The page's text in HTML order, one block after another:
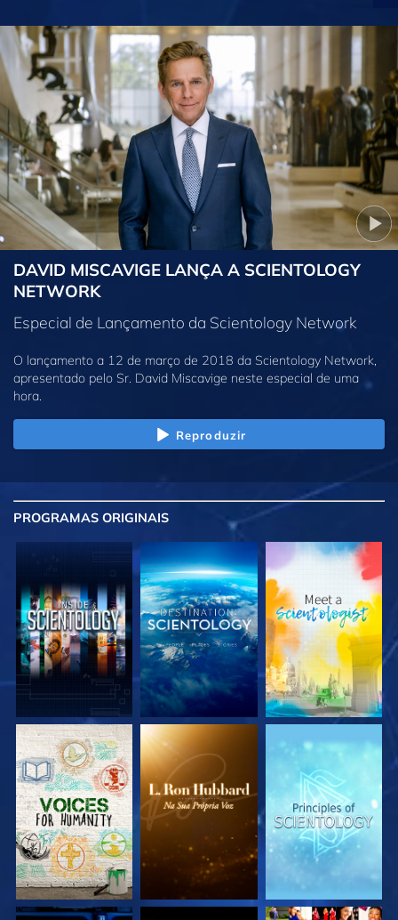
DAVID MISCAVIGE LANÇA A SCIENTOLOGY
NETWORK
Especial de Lançamento da Scientology Network
O lançamento a 12 de março de 2018 da Scientology Network,
apresentado pelo Sr. David Miscavige neste especial de uma
hora.
Reproduzir
PROGRAMAS ORIGINAIS
EXPLORE A SÉRIE EXPLORE A SÉRIE EXPLORE A SÉRIE